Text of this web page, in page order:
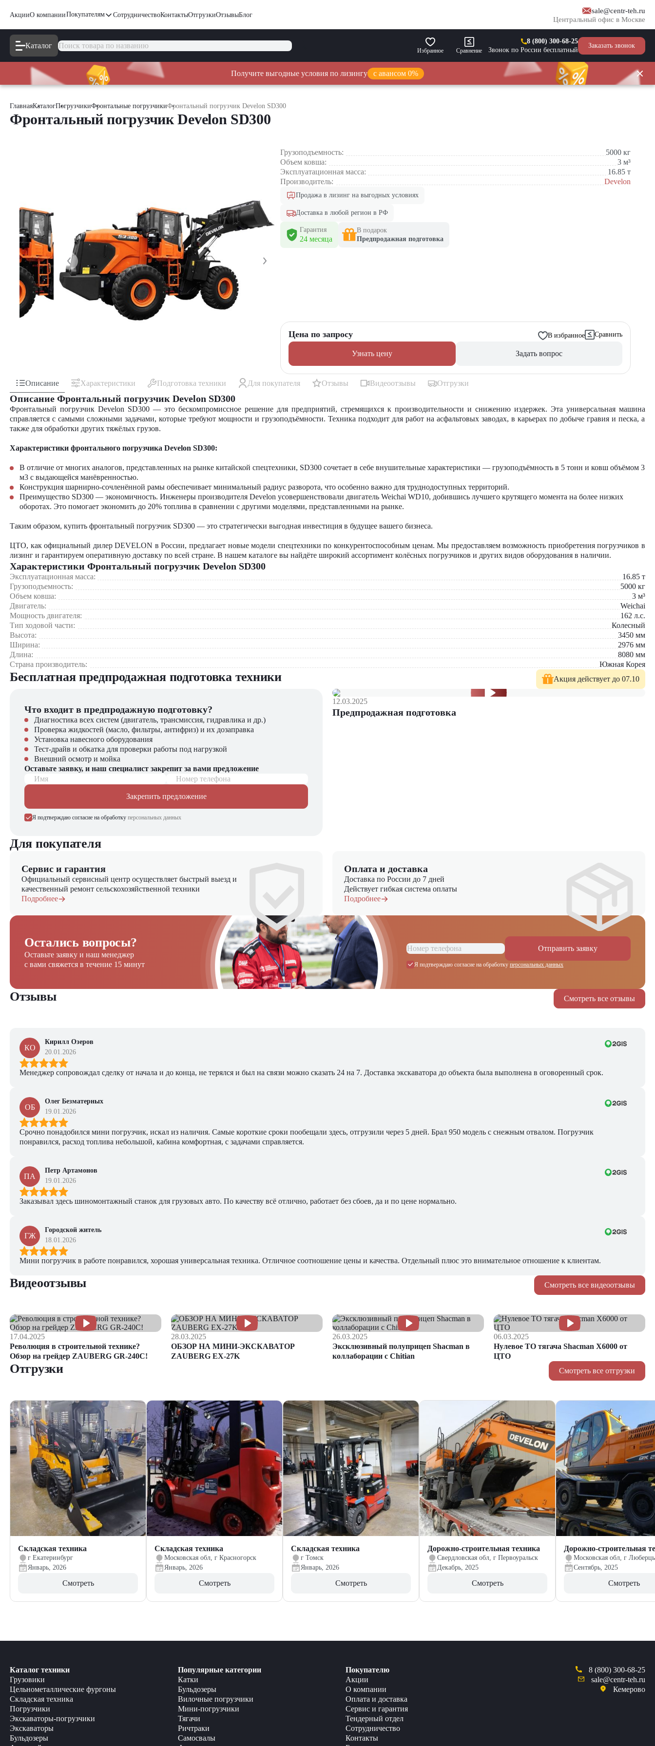
АкцииО компанииПокупателям СотрудничествоКонтактыОтгрузкиОтзывыБлог
sale@centr-teh.ru
Центральный офис в Москве
Каталог
Избранное Сравнение
8 (800) 300-68-25
Звонок по России бесплатный
Заказать звонок
Получите выгодные условия по лизингу с авансом 0%
ГлавнаяКаталогПогрузчикиФронтальные погрузчикиФронтальный погрузчик Develon SD300
Фронтальный погрузчик Develon SD300
Грузоподъемность: 5000 кг
Объем ковша:
3 м³
Эксплуатационная масса:
16.85 т
Производитель:
Develon
Продажа в лизинг на выгодных условиях
Доставка в любой регион в РФ
Гарантия
24 месяца
В подарок
Предпродажная подготовка
Цена по запросу В избранное Сравнить
Узнать цену Задать вопрос
Описание Характеристики Подготовка техники Для покупателя Отзывы Видеоотзывы Отгрузки
Описание Фронтальный погрузчик Develon SD300
Фронтальный погрузчик Develon SD300 — это бескомпромиссное решение для предприятий, стремящихся к производительности и снижению издержек. Эта универсальная машина
справляется с самыми сложными задачами, которые требуют мощности и грузоподъёмности. Техника подходит для работ на асфальтовых заводах, в карьерах по добыче гравия и песка, а
также для обработки других тяжёлых грузов.
Характеристики фронтального погрузчика Develon SD300:
В отличие от многих аналогов, представленных на рынке китайской спецтехники, SD300 сочетает в себе внушительные характеристики — грузоподъёмность в 5 тонн и ковш объёмом 3
м3 с выдающейся манёвренностью.
Конструкция шарнирно-сочленённой рамы обеспечивает минимальный радиус разворота, что особенно важно для труднодоступных территорий.
Преимущество SD300 — экономичность. Инженеры производителя Develon усовершенствовали двигатель Weichai WD10, добившись лучшего крутящего момента на более низких
оборотах. Это помогает экономить до 20% топлива в сравнении с другими моделями, представленными на рынке.
Таким образом, купить фронтальный погрузчик SD300 — это стратегически выгодная инвестиция в будущее вашего бизнеса.
ЦТО, как официальный дилер DEVELON в России, предлагает новые модели спецтехники по конкурентоспособным ценам. Мы предоставляем возможность приобретения погрузчиков в
лизинг и гарантируем оперативную доставку по всей стране. В нашем каталоге вы найдёте широкий ассортимент колёсных погрузчиков и других видов оборудования в наличии.
Характеристики Фронтальный погрузчик Develon SD300
Эксплуатационная масса: 16.85 т
Грузоподъемность:
5000 кг
Объем ковша:
3 м³
Двигатель:
Weichai
Мощность двигателя:
162 л.с.
Тип ходовой части:
Колесный
Высота:
3450 мм
Ширина:
2976 мм
Длина:
8080 мм
Страна производитель:
Южная Корея
Бесплатная предпродажная подготовка техники Акция действует до 07.10
Что входит в предпродажную подготовку?
Диагностика всех систем (двигатель, трансмиссия, гидравлика и др.)
Проверка жидкостей (масло, фильтры, антифриз) и их дозаправка
Установка навесного оборудования
Тест-драйв и обкатка для проверки работы под нагрузкой
Внешний осмотр и мойка
Оставьте заявку, и наш специалист закрепит за вами предложение
Имя
Номер телефона
Закрепить предложение
Я подтверждаю согласие на обработку персональных данных
12.03.2025
Предпродажная подготовка
Для покупателя
Сервис и гарантия
Официальный сервисный центр осуществляет быстрый выезд и
качественный ремонт сельскохозяйственной техники
Подробнее
Оплата и доставка
Доставка по России до 7 дней
Действует гибкая система оплаты
Подробнее
Остались вопросы?
Оставьте заявку и наш менеджер
с вами свяжется в течение 15 минут
Отправить заявку
Я подтверждаю согласие на обработку персональных данных
Смотреть все отзывы
Отзывы
КО
Кирилл Озеров
20.01.2026
Менеджер сопровождал сделку от начала и до конца, не терялся и был на связи можно сказать 24 на 7. Доставка экскаватора до объекта была выполнена в оговоренный срок.
ОБ
Олег Безматерных
19.01.2026
Срочно понадобился мини погрузчик, искал из наличия. Самые короткие сроки пообещали здесь, отгрузили через 5 дней. Брал 950 модель с снежным отвалом. Погрузчик
понравился, расход топлива небольшой, кабина комфортная, с задачами справляется.
ПА
Петр Артамонов
19.01.2026
Заказывал здесь шиномонтажный станок для грузовых авто. По качеству всё отлично, работает без сбоев, да и по цене нормально.
ГЖ
Городской житель
18.01.2026
Мини погрузчик в работе понравился, хорошая универсальная техника. Отличное соотношение цены и качества. Отдельный плюс это внимательное отношение к клиентам.
Смотреть все видеоотзывы
Видеоотзывы
17.04.2025
Революция в строительной технике?
Обзор на грейдер ZAUBERG GR-240C!
28.03.2025
ОБЗОР НА МИНИ-ЭКСКАВАТОР
ZAUBERG EX-27K
26.03.2025
Эксклюзивный полуприцеп Shacman в
коллаборации с Chitian
06.03.2025
Нулевое ТО тягача Shacman Х6000 от
ЦТО
Смотреть все отгрузки
Отгрузки
Складская техника
г Екатеринбург
Январь, 2026
Смотреть
Складская техника
Московская обл, г Красногорск
Январь, 2026
Смотреть
Складская техника
г Томск
Январь, 2026
Смотреть
Дорожно-строительная техника
Свердловская обл, г Первоуральск
Декабрь, 2025
Смотреть
Дорожно-строительная
Московская обл, г
Сентябрь, 2025
Смотреть
Каталог техники
Грузовики
Цельнометаллические фургоны
Складская техника
Погрузчики
Экскаваторы-погрузчики
Экскаваторы
Бульдозеры
Популярные категории
Катки
Бульдозеры
Вилочные погрузчики
Мини-погрузчики
Тягачи
Ричтраки
Самосвалы
Покупателю
Акции
О компании
Оплата и доставка
Сервис и гарантия
Тендерный отдел
Сотрудничество
Контакты
8 (800) 300-68-25
sale@centr-teh.ru
Кемерово